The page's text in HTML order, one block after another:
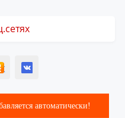
ВК
автоматически!